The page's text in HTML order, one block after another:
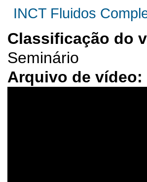
INCT Fluidos
Classificação do
Seminário
Arquivo de vídeo: